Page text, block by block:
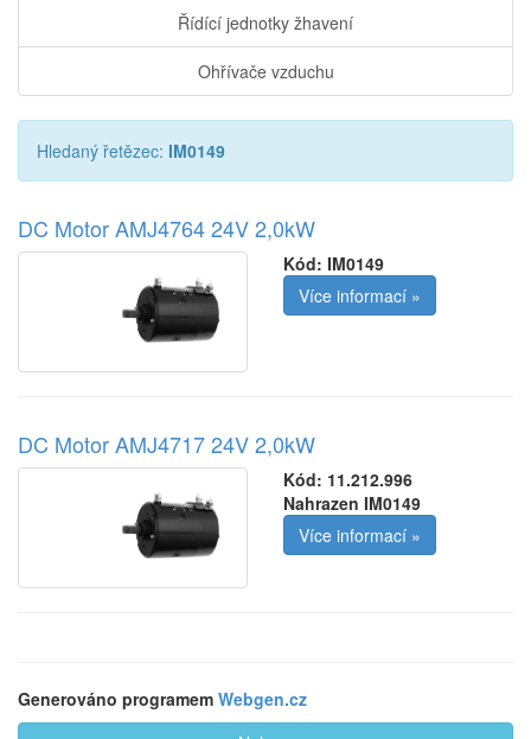
Řídící jednotky žhavení
Ohřívače vzduchu
Hledaný řetězec: IM0149
DC Motor AMJ4764 24V 2,0kW
Kód: IM0149
Více informací »
DC Motor AMJ4717 24V 2,0kW
Kód: 11.212.996
Nahrazen IM0149
Více informací »
Generováno programem Webgen.cz